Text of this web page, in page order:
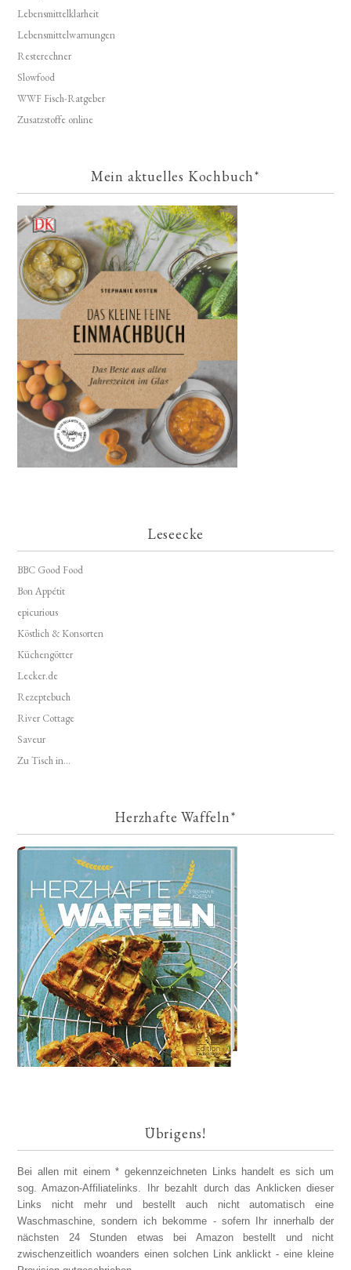
Lebensmittelklarheit
Lebensmittelwarnungen
Resterechner
Slowfood
WWF Fisch-Ratgeber
Zusatzstoffe online
Mein aktuelles Kochbuch*
Leseecke
BBC Good Food
Bon Appétit
epicurious
Köstlich & Konsorten
Küchengötter
Lecker.de
Rezeptebuch
River Cottage
Saveur
Zu Tisch in...
Herzhafte Waffeln*
Übrigens!
Bei allen mit einem * gekennzeichneten Links handelt es sich um
sog. Amazon-Affiliatelinks. Ihr bezahlt durch das Anklicken dieser
Links nicht mehr und bestellt auch nicht automatisch eine
Waschmaschine, sondern ich bekomme - sofern Ihr innerhalb der
nächsten 24 Stunden etwas bei Amazon bestellt und nicht
zwischenzeitlich woanders einen solchen Link anklickt - eine kleine